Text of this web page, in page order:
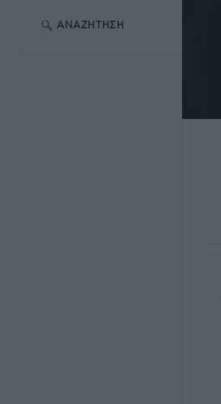
ΑΝΑΖΉΤΗΣΗ